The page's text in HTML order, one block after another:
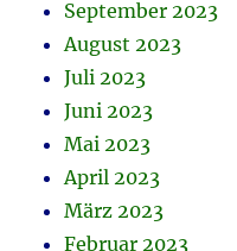
September 2023
August 2023
Juli 2023
Juni 2023
Mai 2023
April 2023
März 2023
Februar 2023